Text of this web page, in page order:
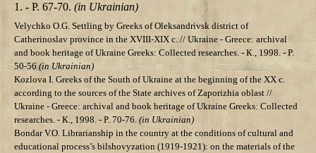
1. - P. 67-70. (in Ukrainian)
Velychko О.G. Settling by Greeks of Oleksandrivsk district of
Catherinoslav province in the ХVIII-XIX c. // Ukraine - Greece: archival
and book heritage of Ukraine Greeks: Collected researches. - К., 1998. - P.
50-56 (in Ukrainian)
Kozlova І. Greeks of the South of Ukraine at the beginning of the ХХ c.
according to the sources of the State archives of Zaporizhia oblast //
Ukraine - Greece: archival and book heritage of Ukraine Greeks: Collected
researches. - К., 1998. - P. 70-76. (in Ukrainian)
Bondar V.О. Librarianship in the country at the conditions of cultural and
educational process’s bilshovyzation (1919-1921): on the materials of the